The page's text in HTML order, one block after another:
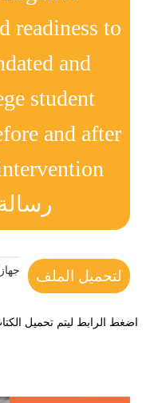
readiness to
and
student
and after
لتحميل الملف
اضغط الرابط ليتم تحميل